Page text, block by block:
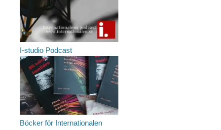
I-studio Podcast
Böcker för Internationalen